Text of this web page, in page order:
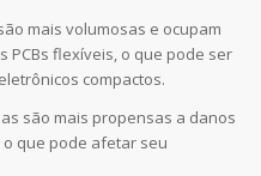
mais volumosas e ocupam
PCBs flexíveis, o que pode ser
compactos.
são mais propensas a danos
que pode afetar seu